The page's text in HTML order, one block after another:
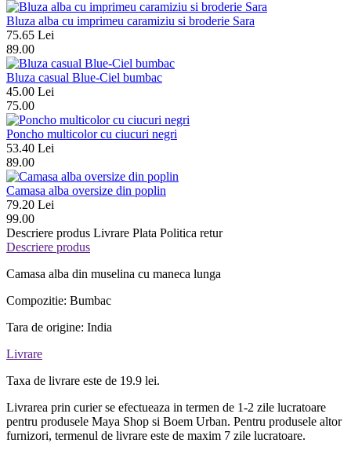
Bluza alba cu imprimeu caramiziu si broderie Sara
75.65 Lei
89.00
Bluza casual Blue-Ciel bumbac
45.00 Lei
75.00
Poncho multicolor cu ciucuri negri
53.40 Lei
89.00
Camasa alba oversize din poplin
79.20 Lei
99.00
Descriere produs Livrare Plata Politica retur
Descriere produs
Camasa alba din muselina cu maneca lunga
Compozitie: Bumbac
Tara de origine: India
Livrare
Taxa de livrare este de 19.9 lei.
Livrarea prin curier se efectueaza in termen de 1-2 zile lucratoare
pentru produsele Maya Shop si Boem Urban. Pentru produsele altor
furnizori, termenul de livrare este de maxim 7 zile lucratoare.